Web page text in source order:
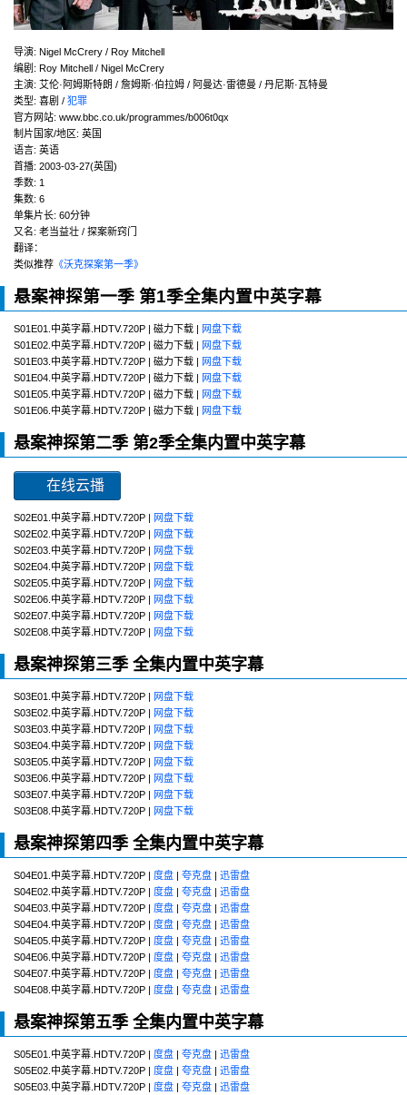
导演: Nigel McCrery / Roy Mitchell
编剧 : Roy Mitchell / Nigel McCrery
主演: 艾伦·阿姆斯特朗 / 詹姆斯·伯拉姆 / 阿曼达·雷德曼 / 丹尼斯·瓦特曼
类型: 喜剧 / 犯罪
官方网站: www.bbc.co.uk/programmes/b006t0qx
制片国家/地区: 英国
语言: 英语
首播: 2003-03-27(英国)
季数: 1
集数: 6
单集片长: 60分钟
又名: 老当益壮 / 探案新窍门
翻译：
类似推荐 《沃克探案第一季》
悬案神探第一季 第1季全集内置中英字幕
S01E01.中英字幕.HDTV.720P | 磁力下载 | 网盘下载
S01E02.中英字幕.HDTV.720P | 磁力下载 | 网盘下载
S01E03.中英字幕.HDTV.720P | 磁力下载 | 网盘下载
S01E04.中英字幕.HDTV.720P | 磁力下载 | 网盘下载
S01E05.中英字幕.HDTV.720P | 磁力下载 | 网盘下载
S01E06.中英字幕.HDTV.720P | 磁力下载 | 网盘下载
悬案神探第二季 第2季全集内置中英字幕
在线云播
S02E01.中英字幕.HDTV.720P | 网盘下载
S02E02.中英字幕.HDTV.720P | 网盘下载
S02E03.中英字幕.HDTV.720P | 网盘下载
S02E04.中英字幕.HDTV.720P | 网盘下载
S02E05.中英字幕.HDTV.720P | 网盘下载
S02E06.中英字幕.HDTV.720P | 网盘下载
S02E07.中英字幕.HDTV.720P | 网盘下载
S02E08.中英字幕.HDTV.720P | 网盘下载
悬案神探第三季 全集内置中英字幕
S03E01.中英字幕.HDTV.720P | 网盘下载
S03E02.中英字幕.HDTV.720P | 网盘下载
S03E03.中英字幕.HDTV.720P | 网盘下载
S03E04.中英字幕.HDTV.720P | 网盘下载
S03E05.中英字幕.HDTV.720P | 网盘下载
S03E06.中英字幕.HDTV.720P | 网盘下载
S03E07.中英字幕.HDTV.720P | 网盘下载
S03E08.中英字幕.HDTV.720P | 网盘下载
悬案神探第四季 全集内置中英字幕
S04E01.中英字幕.HDTV.720P | 度盘 | 夸克盘 | 迅雷盘
S04E02.中英字幕.HDTV.720P | 度盘 | 夸克盘 | 迅雷盘
S04E03.中英字幕.HDTV.720P | 度盘 | 夸克盘 | 迅雷盘
S04E04.中英字幕.HDTV.720P | 度盘 | 夸克盘 | 迅雷盘
S04E05.中英字幕.HDTV.720P | 度盘 | 夸克盘 | 迅雷盘
S04E06.中英字幕.HDTV.720P | 度盘 | 夸克盘 | 迅雷盘
S04E07.中英字幕.HDTV.720P | 度盘 | 夸克盘 | 迅雷盘
S04E08.中英字幕.HDTV.720P | 度盘 | 夸克盘 | 迅雷盘
悬案神探第五季 全集内置中英字幕
S05E01.中英字幕.HDTV.720P | 度盘 | 夸克盘 | 迅雷盘
S05E02.中英字幕.HDTV.720P | 度盘 | 夸克盘 | 迅雷盘
S05E03.中英字幕.HDTV.720P | 度盘 | 夸克盘 | 迅雷盘